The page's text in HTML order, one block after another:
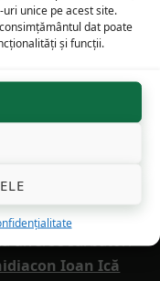
unice pe acest site.
dat poate
și funcții.
diverse sărbători
Ioan Ică